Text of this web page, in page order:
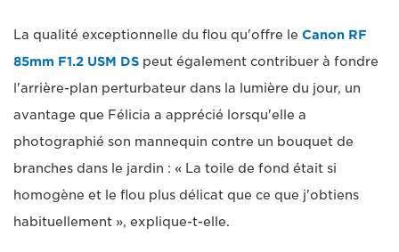
La qualité exceptionnelle du flou qu'offre le Canon RF
85mm F1.2 USM DS peut également contribuer à fondre
l'arrière-plan perturbateur dans la lumière du jour, un
avantage que Félicia a apprécié lorsqu'elle a
photographié son mannequin contre un bouquet de
branches dans le jardin : « La toile de fond était si
homogène et le flou plus délicat que ce que j'obtiens
habituellement », explique-t-elle.